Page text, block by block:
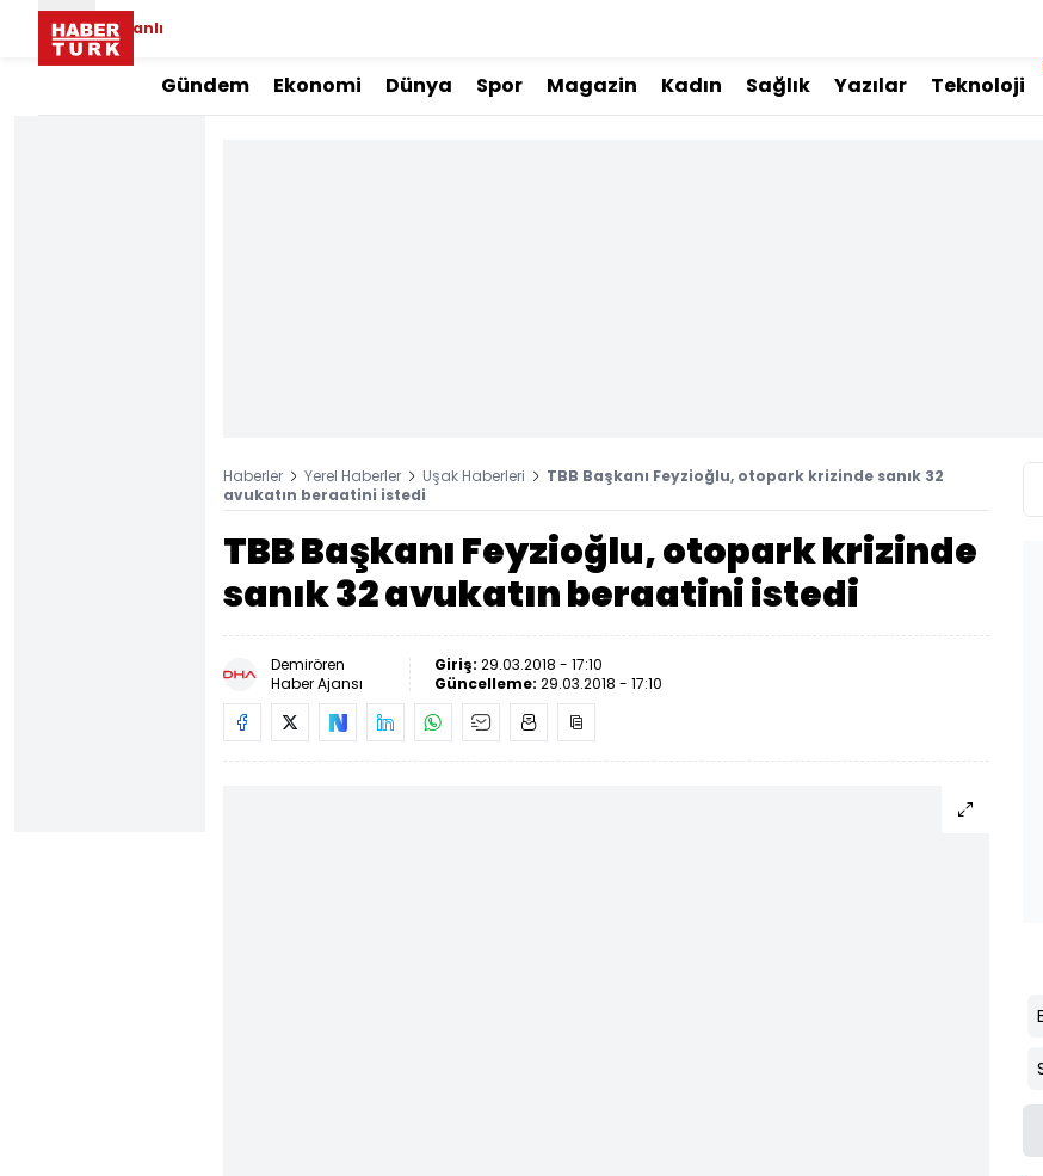
Canlı
Gündem Ekonomi Dünya Spor Magazin Kadın Sağlık Yazılar Teknoloji
Haberler Yerel Haberler Uşak Haberleri
TBB Başkanı Feyzioğlu, otopark krizinde sanık 32
avukatın beraatini istedi
TBB Başkanı Feyzioğlu, otopark krizinde
sanık 32 avukatın beraatini istedi
Demirören
Haber Ajansı
Giriş: 29.03.2018 - 17:10
Güncelleme: 29.03.2018 - 17:10